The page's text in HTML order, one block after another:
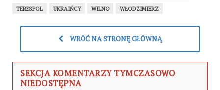
TERESPOL
UKRAIŃCY WILNO WŁODZIMIERZ
WRÓĆ NA STRONĘ GŁÓWNĄ
SEKCJA KOMENTARZY TYMCZASOWO
NIEDOSTĘPNA